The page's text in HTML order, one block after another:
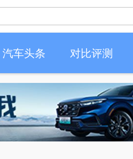
汽车头条 对比评测